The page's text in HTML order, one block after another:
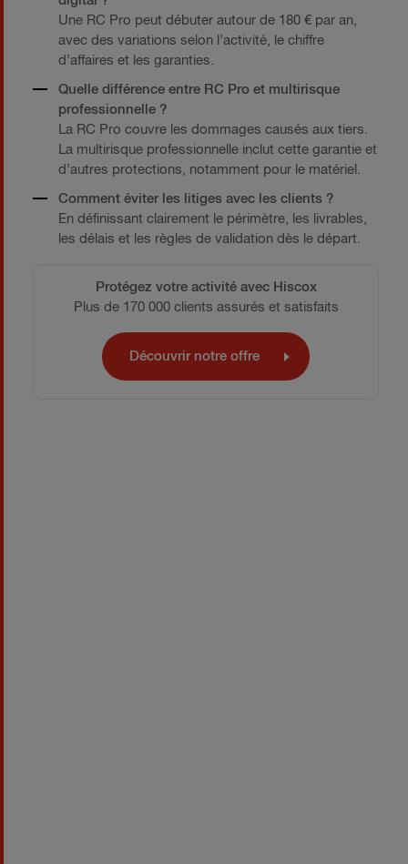
Une RC Pro peut débuter autour de 180 € par an,
avec des variations selon l’activité, le chiffre
d’affaires et les garanties.
Quelle différence entre RC Pro et multirisque
professionnelle ?
La RC Pro couvre les dommages causés aux tiers.
La multirisque professionnelle inclut cette garantie et
d’autres protections, notamment pour le matériel.
Comment éviter les litiges avec les clients ?
En définissant clairement le périmètre, les livrables,
les délais et les règles de validation dès le départ.
Protégez votre activité avec Hiscox
Plus de 170 000 clients assurés et satisfaits
Découvrir notre offre